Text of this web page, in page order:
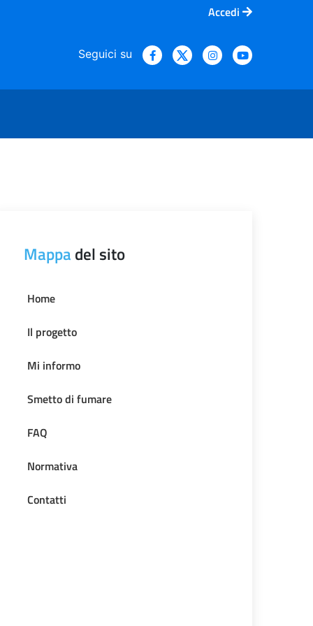
Accedi
Seguici su
Mappa del sito
Home
Il progetto
Mi informo
Smetto di fumare
FAQ
Normativa
Contatti